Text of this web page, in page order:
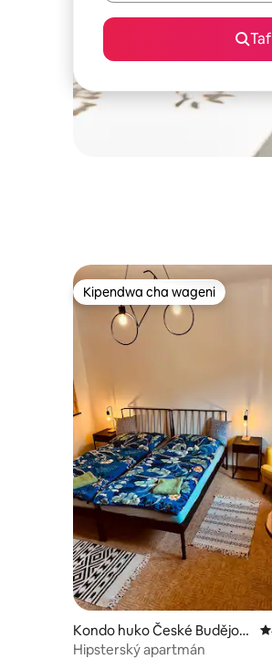
Kipendwa cha wageni
Kipendwa cha wageni
Kondo huko České Budějovi
ce
Hipsterský apartmán